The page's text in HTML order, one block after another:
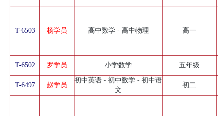
T-6503 杨学员 高中数学 - 高中物理 高一
T-6502 罗学员 小学数学 五年级
T-6497 赵学员
初中英语 - 初中数学 - 初中语
文
初二